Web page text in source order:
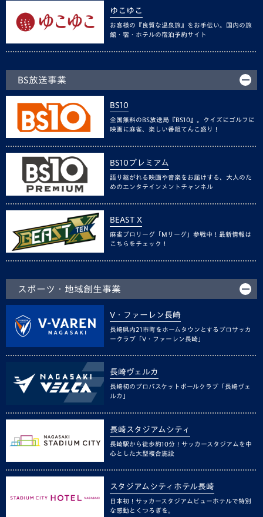
ゆこゆこ
お客様の『良質な温泉旅』をお手伝い。国内の旅
館・宿・ホテルの宿泊予約サイト
BS放送事業
BS10
全国無料のBS放送局『BS10』。クイズにゴルフに
映画に麻雀、楽しい番組てんこ盛り！
BS10プレミアム
語り継がれる映画や音楽をお届けする、大人のた
めのエンタテインメントチャンネル
BEAST X
麻雀プロリーグ「Mリーグ」参戦中！最新情報は
こちらをチェック！
スポーツ・地域創生事業
V・ファーレン長崎
長崎県内21市町をホームタウンとするプロサッカ
ークラブ「V・ファーレン長崎」
長崎ヴェルカ
長崎初のプロバスケットボールクラブ「長崎ヴェ
ルカ」
長崎スタジアムシティ
長崎駅から徒歩約10分！サッカースタジアムを中
心とした大型複合施設
スタジアムシティホテル長崎
日本初！サッカースタジアムビューホテルで特別
な感動とくつろぎを。